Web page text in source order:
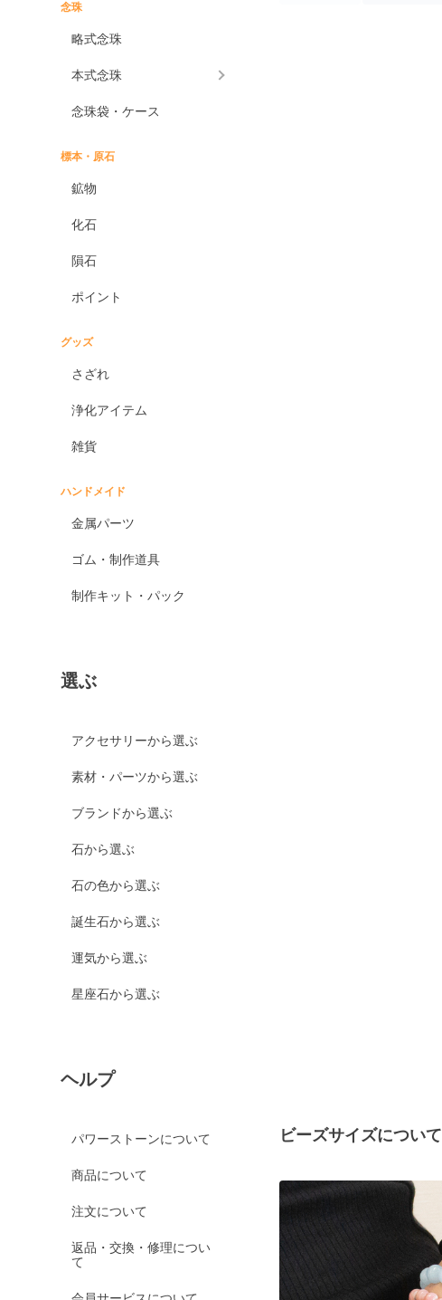
念珠
略式念珠
本式念珠
念珠袋・ケース
標本・原石
鉱物
化石
隕石
ポイント
グッズ
さざれ
浄化アイテム
雑貨
ハンドメイド
金属パーツ
ゴム・制作道具
制作キット・パック
選ぶ
アクセサリーから選ぶ
素材・パーツから選ぶ
ブランドから選ぶ
石から選ぶ
石の色から選ぶ
誕生石から選ぶ
運気から選ぶ
星座石から選ぶ
ヘルプ
パワーストーンについて
商品について
注文について
返品・交換・修理につい
て
ビーズサイズについて